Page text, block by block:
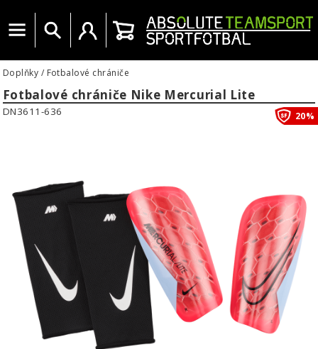
Menu Vyhledat Uživatelský účet
Košík
Doplňky / Fotbalové chrániče
Fotbalové chrániče Nike Mercurial Lite
DN3611-636 20%